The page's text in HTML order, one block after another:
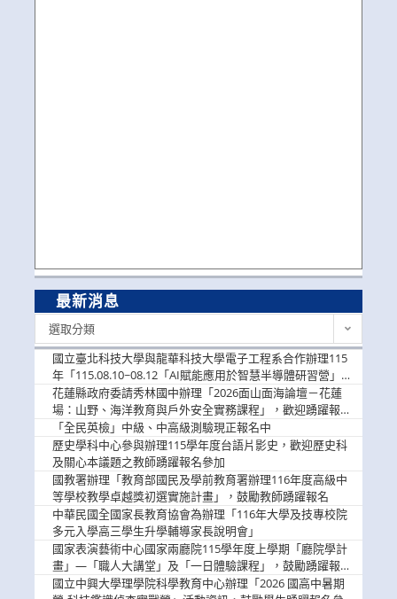
最新消息
選取分類
國立臺北科技大學與龍華科技大學電子工程系合作辦理115
年「115.08.10~08.12「AI賦能應用於智慧半導體研習營」，
歡迎學生踴躍報名參加
花蓮縣政府委請秀林國中辦理「2026面山面海論壇－花蓮
場：山野、海洋教育與戶外安全實務課程」，歡迎踴躍報名
參加
「全民英檢」中級、中高級測驗現正報名中
歷史學科中心參與辦理115學年度台語片影史，歡迎歷史科
及關心本議題之教師踴躍報名參加
國教署辦理「教育部國民及學前教育署辦理116年度高級中
等學校教學卓越獎初選實施計畫」，鼓勵教師踴躍報名
中華民國全國家長教育協會為辦理「116年大學及技專校院
多元入學高三學生升學輔導家長說明會」
國家表演藝術中心國家兩廳院115學年度上學期「廳院學計
畫」—「職人大講堂」及「一日體驗課程」，鼓勵踴躍報名
參與。
國立中興大學理學院科學教育中心辦理「2026 國高中暑期